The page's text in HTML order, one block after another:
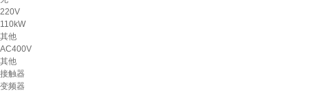
220V
110kW
其他
AC400V
其他
接触器
变频器